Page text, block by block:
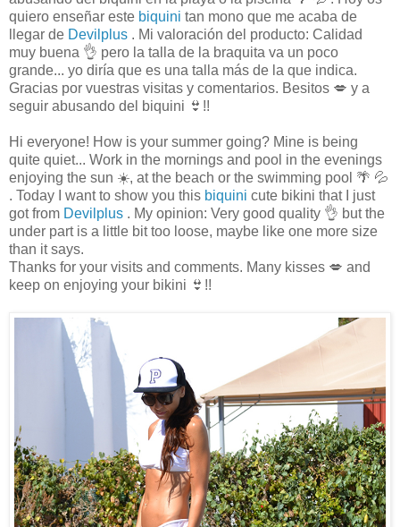
quiero enseñar este biquini tan mono que me acaba de
llegar de Devilplus . Mi valoración del producto: Calidad
muy buena 👌 pero la talla de la braquita va un poco
grande... yo diría que es una talla más de la que indica.
Gracias por vuestras visitas y comentarios. Besitos 💋 y a
seguir abusando del biquini 👙!!
Hi everyone! How is your summer going? Mine is being
quite quiet... Work in the mornings and pool in the evenings
enjoying the sun ☀️, at the beach or the swimming pool 🌴 💦
. Today I want to show you this biquini cute bikini that I just
got from Devilplus . My opinion: Very good quality 👌 but the
under part is a little bit too loose, maybe like one more size
than it says.
Thanks for your visits and comments. Many kisses 💋 and
keep on enjoying your bikini 👙!!